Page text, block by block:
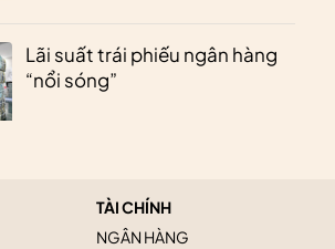
Lãi suất trái phiếu ngân hàng
“nổi sóng”
TÀI CHÍNH
NGÂN HÀNG